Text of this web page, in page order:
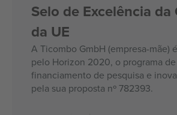
Selo de Excelência da
da UE
A Ticombo GmbH (empresa-mãe)
pelo Horizon 2020, o programa de
financiamento de pesquisa e
pela sua proposta nº 782393.